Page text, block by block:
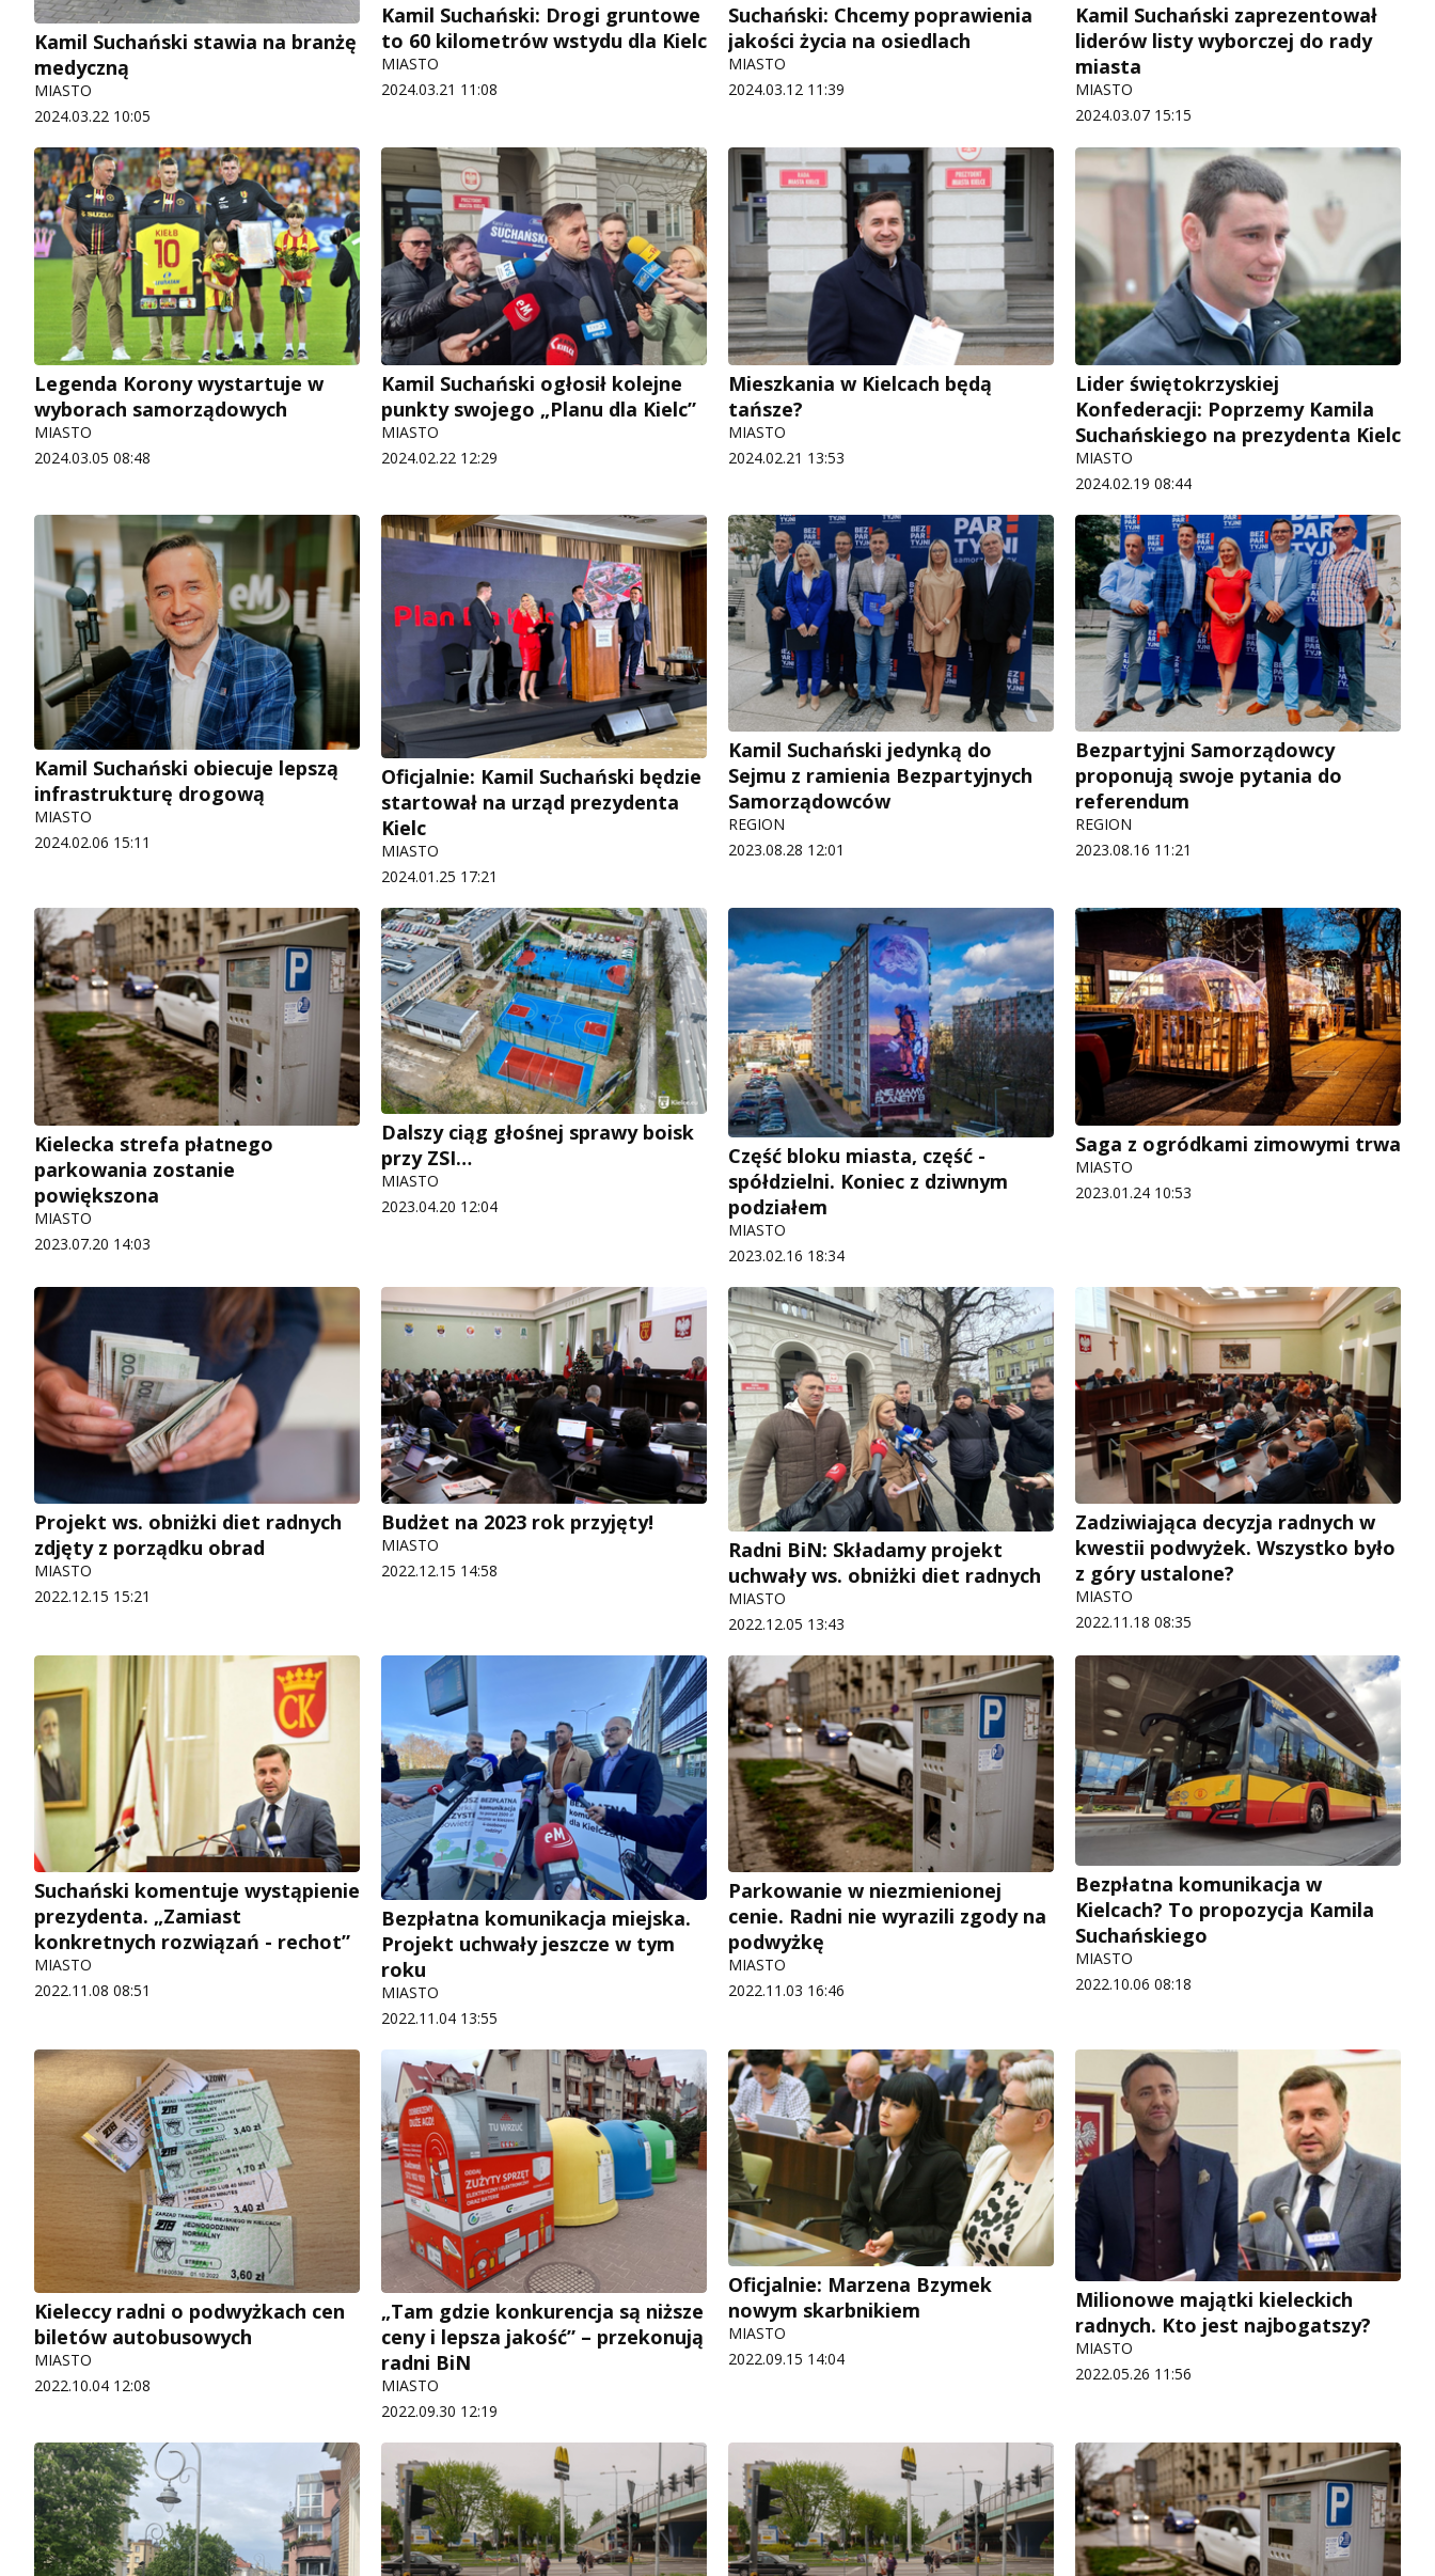
Kamil Suchański stawia na branżę
medyczną
MIASTO
2024.03.22 10:05
Kamil Suchański: Drogi gruntowe
to 60 kilometrów wstydu dla Kielc
MIASTO
2024.03.21 11:08
Suchański: Chcemy poprawienia
jakości życia na osiedlach
MIASTO
2024.03.12 11:39
Kamil Suchański zaprezentował
liderów listy wyborczej do rady
miasta
MIASTO
2024.03.07 15:15
Legenda Korony wystartuje w
wyborach samorządowych
MIASTO
2024.03.05 08:48
Kamil Suchański ogłosił kolejne
punkty swojego „Planu dla Kielc”
MIASTO
2024.02.22 12:29
Mieszkania w Kielcach będą
tańsze?
MIASTO
2024.02.21 13:53
Lider świętokrzyskiej
Konfederacji: Poprzemy Kamila
Suchańskiego na prezydenta Kielc
MIASTO
2024.02.19 08:44
Kamil Suchański obiecuje lepszą
infrastrukturę drogową
MIASTO
2024.02.06 15:11
Oficjalnie: Kamil Suchański będzie
startował na urząd prezydenta
Kielc
MIASTO
2024.01.25 17:21
Kamil Suchański jedynką do
Sejmu z ramienia Bezpartyjnych
Samorządowców
REGION
2023.08.28 12:01
Bezpartyjni Samorządowcy
proponują swoje pytania do
referendum
REGION
2023.08.16 11:21
Kielecka strefa płatnego
parkowania zostanie
powiększona
MIASTO
2023.07.20 14:03
Dalszy ciąg głośnej sprawy boisk
przy ZSI…
MIASTO
2023.04.20 12:04
Część bloku miasta, część -
spółdzielni. Koniec z dziwnym
podziałem
MIASTO
2023.02.16 18:34
Saga z ogródkami zimowymi trwa
MIASTO
2023.01.24 10:53
Projekt ws. obniżki diet radnych
zdjęty z porządku obrad
MIASTO
2022.12.15 15:21
Budżet na 2023 rok przyjęty!
MIASTO
2022.12.15 14:58
Radni BiN: Składamy projekt
uchwały ws. obniżki diet radnych
MIASTO
2022.12.05 13:43
Zadziwiająca decyzja radnych w
kwestii podwyżek. Wszystko było
z góry ustalone?
MIASTO
2022.11.18 08:35
Suchański komentuje wystąpienie
prezydenta. „Zamiast
konkretnych rozwiązań - rechot”
MIASTO
2022.11.08 08:51
Bezpłatna komunikacja miejska.
Projekt uchwały jeszcze w tym
roku
MIASTO
2022.11.04 13:55
Parkowanie w niezmienionej
cenie. Radni nie wyrazili zgody na
podwyżkę
MIASTO
2022.11.03 16:46
Bezpłatna komunikacja w
Kielcach? To propozycja Kamila
Suchańskiego
MIASTO
2022.10.06 08:18
Kieleccy radni o podwyżkach cen
biletów autobusowych
MIASTO
2022.10.04 12:08
„Tam gdzie konkurencja są niższe
ceny i lepsza jakość” – przekonują
radni BiN
MIASTO
2022.09.30 12:19
Oficjalnie: Marzena Bzymek
nowym skarbnikiem
MIASTO
2022.09.15 14:04
Milionowe majątki kieleckich
radnych. Kto jest najbogatszy?
MIASTO
2022.05.26 11:56